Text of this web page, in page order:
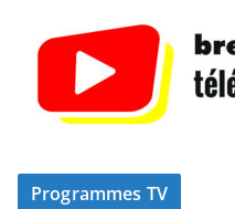
Programmes TV